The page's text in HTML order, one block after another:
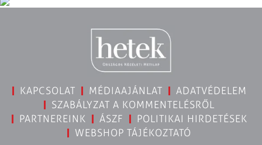
KAPCSOLAT MÉDIAAJÁNLAT
ADATVÉDELEM
SZABÁLYZAT A KOMMENTELÉSRŐL
PARTNEREINK
ÁSZF
POLITIKAI HIRDETÉSEK
WEBSHOP TÁJÉKOZTATÓ